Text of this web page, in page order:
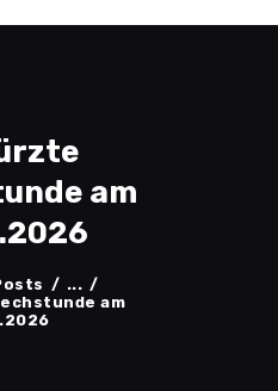
am
...
am